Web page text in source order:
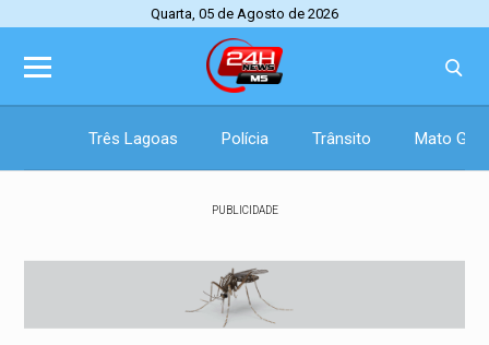
Quarta, 05 de Agosto de 2026
Três Lagoas Polícia Trânsito Mato
PUBLICIDADE